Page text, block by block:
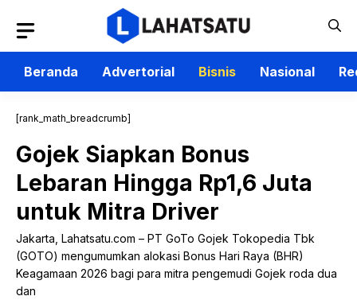
isi
Beranda
Advertorial Bisnis Nasional
[rank_math_breadcrumb]
Gojek Siapkan Bonus
Lebaran Hingga Rp1,6 Juta
untuk Mitra Driver
Jakarta, Lahatsatu.com – PT GoTo Gojek Tokopedia Tbk
(GOTO) mengumumkan alokasi Bonus Hari Raya (BHR)
Keagamaan 2026 bagi para mitra pengemudi Gojek roda dua
dan